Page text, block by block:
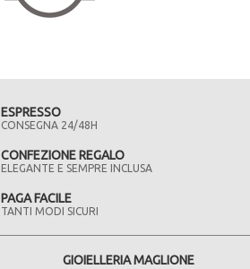
ESPRESSO
CONSEGNA 24/48H
CONFEZIONE REGALO
ELEGANTE E SEMPRE INCLUSA
PAGA FACILE
TANTI MODI SICURI
GIOIELLERIA MAGLIONE